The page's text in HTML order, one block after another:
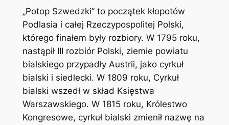
„Potop Szwedzki” to początek kłopotów
Podlasia i całej Rzeczypospolitej Polski,
którego finałem były rozbiory. W 1795 roku,
nastąpił III rozbiór Polski, ziemie powiatu
bialskiego przypadły Austrii, jako cyrkuł
bialski i siedlecki. W 1809 roku, Cyrkuł
bialski wszedł w skład Księstwa
Warszawskiego. W 1815 roku, Królestwo
Kongresowe, cyrkuł bialski zmienił nazwę na